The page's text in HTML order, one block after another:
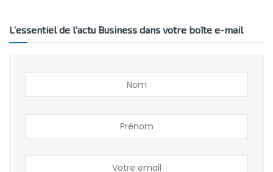
L’essentiel de l’actu Business dans votre boîte e-mail